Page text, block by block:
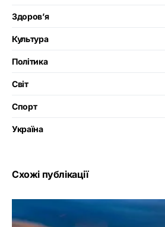
Здоров’я
Культура
Політика
Світ
Спорт
Україна
Схожі публікації